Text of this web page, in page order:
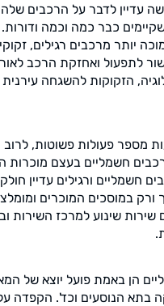
עדיין לדבר על הרכבים
כבר כמה וכמה
יותר מרכבים רגילים,
לתפעול ואחזקת הרכב
הזקוקות להשגחה
מספר פעולות פשוטות,
חשמליים בעצם מוכרות
חשמליים ורגילים עדיין
במוסכים המוכרים
שינוע למרכז השירות
הן באמת פועל יוצא של
בתא הנוסעים וכד'. הקפדה